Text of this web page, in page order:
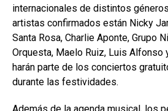
internacionales de distintos
artistas confirmados están Nicky
Santa Rosa, Charlie Aponte, Grupo
Orquesta, Maelo Ruiz, Luis Alfonso
harán parte de los conciertos
durante las festividades.
Además de la agenda musical, los